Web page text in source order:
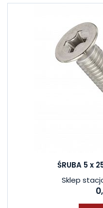
ŚRUBA 5 x
Sklep